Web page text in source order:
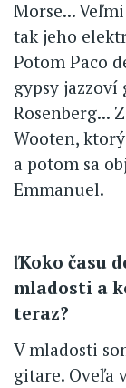
Morse...
tak jeho
Potom Paco
gypsy
Rosenberg...
Wooten,
a potom sa
Emmanuel.
ľKoko času
mladosti a
teraz?
V mladosti
gitare. Oveľa